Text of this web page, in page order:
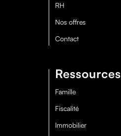
RH
Nos offres
Contact
Ressources
Famille
Fiscalité
Immobilier